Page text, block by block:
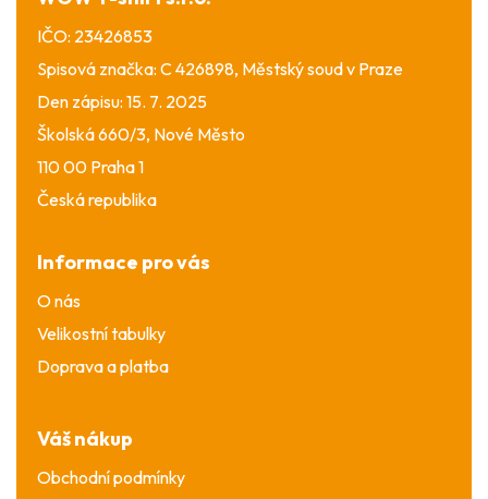
IČO: 23426853
Spisová značka: C 426898, Městský soud v Praze
Den zápisu: 15. 7. 2025
Školská 660/3, Nové Město
110 00 Praha 1
Česká republika
Informace pro vás
O nás
Velikostní tabulky
Doprava a platba
Váš nákup
Obchodní podmínky